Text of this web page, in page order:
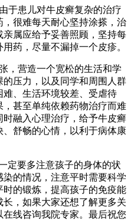
于患儿对牛皮癣复杂的治疗
很难每天耐心坚持涂搽，治
属应给予妥善照顾，坚持每
药，尽量不漏掉一个皮疹。
，营造一个宽松的生活和学
压力，以及同学和周围人群
、生活环境较差、受虐待
甚至单纯依赖药物治疗而难
融入心理治疗，给予牛皮癣
舒畅的心情，以利于病体康
定要多注意孩子的身体的状
的情况，注意平时需要科学
的锻炼，提高孩子的免疫能
，如果大家还想了解更多关
在线咨询我院专家。最后祝您